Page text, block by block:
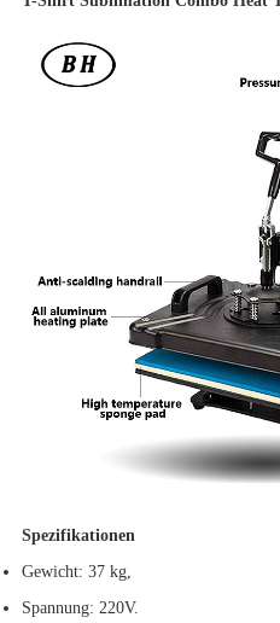
Spezifikationen
Gewicht: 37 kg,
Spannung: 220V.